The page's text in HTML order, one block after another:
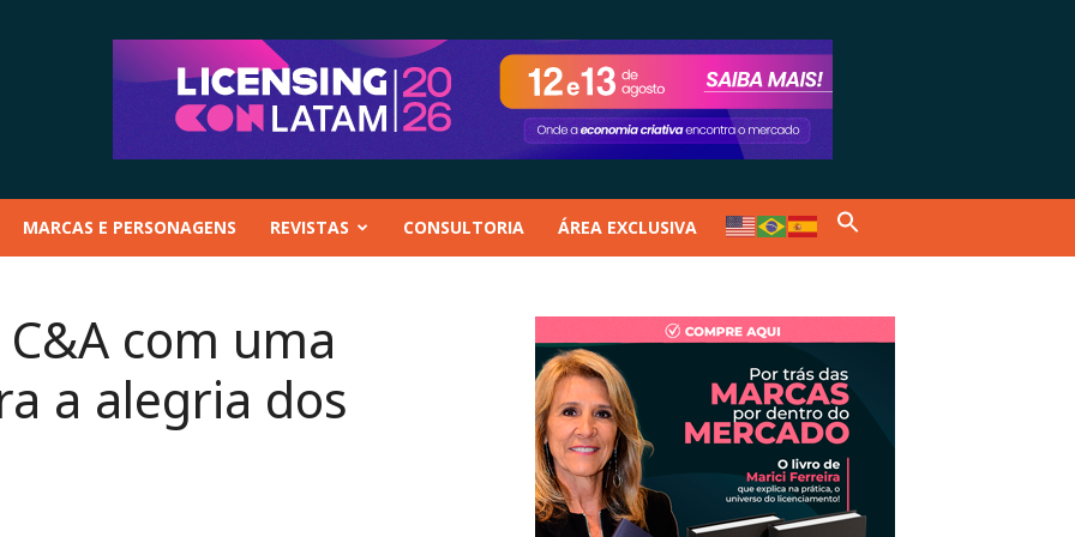
MARCAS E PERSONAGENS REVISTAS CONSULTORIA ÁREA EXCLUSIVA
com uma
a alegria dos